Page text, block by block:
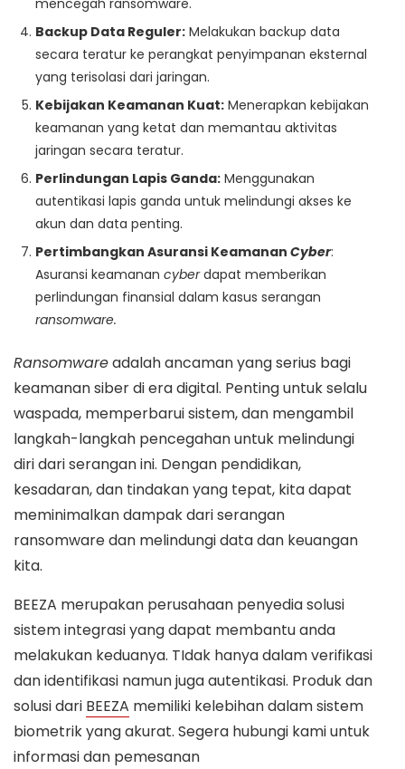
mencegah ransomware.
Backup Data Reguler: Melakukan backup data
secara teratur ke perangkat penyimpanan eksternal
yang terisolasi dari jaringan.
Kebijakan Keamanan Kuat: Menerapkan kebijakan
keamanan yang ketat dan memantau aktivitas
jaringan secara teratur.
Perlindungan Lapis Ganda: Menggunakan
autentikasi lapis ganda untuk melindungi akses ke
akun dan data penting.
Pertimbangkan Asuransi Keamanan Cyber:
Asuransi keamanan cyberdapat memberikan
perlindungan finansial dalam kasus serangan
ransomware.
Ransomwareadalah ancaman yang serius bagi
keamanan siber di era digital. Penting untuk selalu
waspada, memperbarui sistem, dan mengambil
langkah-langkah pencegahan untuk melindungi
diri dari serangan ini. Dengan pendidikan,
kesadaran, dan tindakan yang tepat, kita dapat
meminimalkan dampak dari serangan
ransomware dan melindungi data dan keuangan
kita.
BEEZA merupakan perusahaan penyedia solusi
sistem integrasi yang dapat membantu anda
melakukan keduanya. TIdak hanya dalam verifikasi
dan identifikasi namun juga autentikasi. Produk dan
solusi dari BEEZA memiliki kelebihan dalam sistem
biometrik yang akurat. Segera hubungi kami untuk
informasi dan pemesanan